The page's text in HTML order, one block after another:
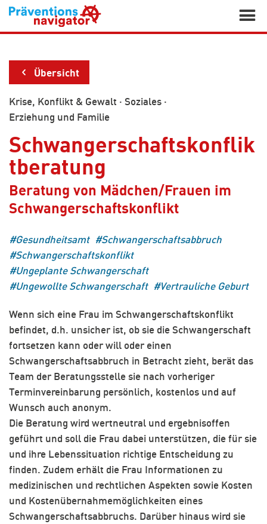

Übersicht
Krise, Konflikt & Gewalt · Soziales ·
Erziehung und Familie
Schwangerschaftskonflik
tberatung
Beratung von Mädchen/Frauen im
Schwangerschaftskonflikt
Gesundheitsamt
Schwangerschaftsabbruch
Schwangerschaftskonflikt
Ungeplante Schwangerschaft
Ungewollte Schwangerschaft
Vertrauliche Geburt
Wenn sich eine Frau im Schwangerschaftskonflikt
befindet, d.h. unsicher ist, ob sie die Schwangerschaft
fortsetzen kann oder will oder einen
Schwangerschaftsabbruch in Betracht zieht, berät das
Team der Beratungsstelle sie nach vorheriger
Terminvereinbarung persönlich, kostenlos und auf
Wunsch auch anonym.
Die Beratung wird wertneutral und ergebnisoffen
geführt und soll die Frau dabei unterstützen, die für sie
und ihre Lebenssituation richtige Entscheidung zu
finden. Zudem erhält die Frau Informationen zu
medizinischen und rechtlichen Aspekten sowie Kosten
und Kostenübernahmemöglichkeiten eines
Schwangerschaftsabbruchs. Darüber hinaus wird sie